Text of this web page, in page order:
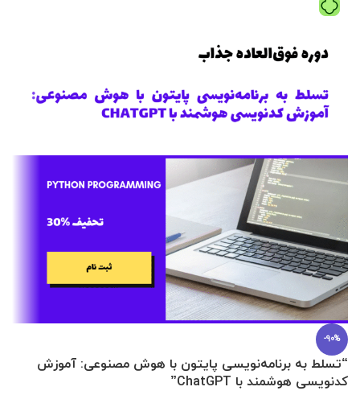
-90%
“تسلط به برنامه‌نویسی پایتون با هوش مصنوعی: آموزش
کدنویسی هوشمند با ChatGPT”